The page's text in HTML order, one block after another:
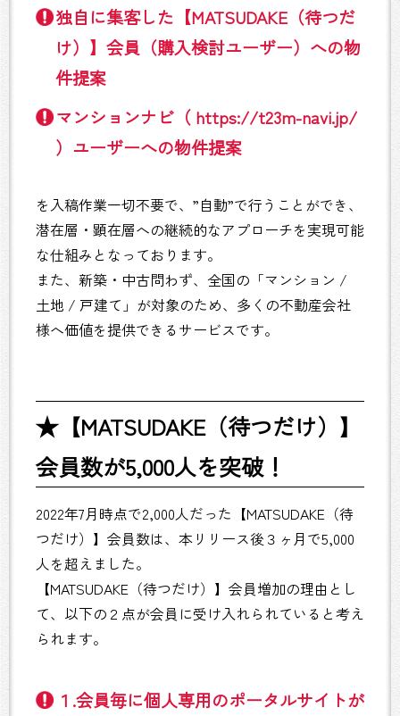
独自に集客した【MATSUDAKE（待つだ
け）】会員（購入検討ユーザー）への物
件提案
マンションナビ（ https://t23m-navi.jp/
）ユーザーへの物件提案
を入稿作業一切不要で、”自動”で行うことができ、
潜在層・顕在層への継続的なアプローチを実現可能
な仕組みとなっております。
また、新築・中古問わず、全国の「マンション /
土地 / 戸建て」が対象のため、多くの不動産会社
様へ価値を提供できるサービスです。
★【MATSUDAKE（待つだけ）】
会員数が5,000人を突破！
2022年7月時点で2,000人だった【MATSUDAKE（待
つだけ）】会員数は、本リリース後３ヶ月で5,000
人を超えました。
【MATSUDAKE（待つだけ）】会員増加の理由とし
て、以下の２点が会員に受け入れられていると考え
られます。
１.会員毎に個人専用のポータルサイトが